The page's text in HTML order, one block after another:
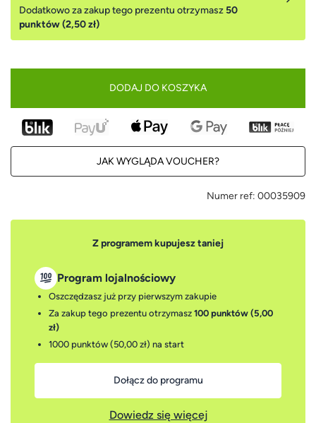
Dodatkowo za zakup tego prezentu otrzymasz50
punktów (2,50 zł)
DODAJ DO KOSZYKA
JAK WYGLĄDA VOUCHER?
Numer ref: 00035909
Z programem kupujesz taniej
Program lojalnościowy
Oszczędzasz już przy pierwszym zakupie
Za zakup tego prezentu otrzymasz 100 punktów (5,00
zł)
1000 punktów (50,00 zł) na start
Dołącz do programu
Dowiedz się więcej